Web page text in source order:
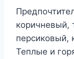
коричневый,
персиковый,
Теплые и